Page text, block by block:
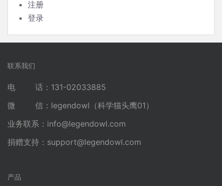
注册
登录
联系我们
电 话：131-02033885
微 信：legendowl（科学猫头鹰01）
业务联系： info@legendowl.com
捐赠支持： support@legendowl.com
产品